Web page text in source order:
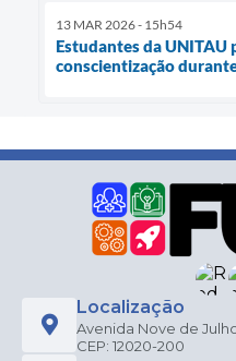
13 MAR 2026 - 15h54
Estudantes da UNITAU
conscientização
Localização
Avenida Nove de
CEP: 12020-200